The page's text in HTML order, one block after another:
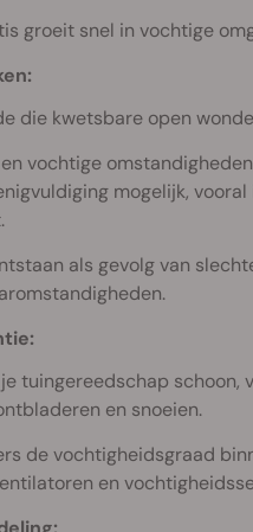
groeit snel in vochtige
die kwetsbare open
en vochtige
mogelijk, vooral
als gevolg van
tuingereedschap schoon,
en snoeien.
de vochtigheidsgraad
en